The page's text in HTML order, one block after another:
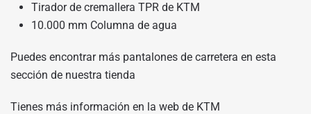
Tirador de cremallera TPR de KTM
10.000 mm Columna de agua
Puedes encontrar más pantalones de carretera en esta
sección de nuestra tienda
Tienes más información en la web de KTM